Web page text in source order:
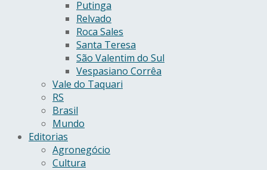
Putinga
Relvado
Roca Sales
Santa Teresa
São Valentim do Sul
Vespasiano Corrêa
Vale do Taquari
RS
Brasil
Mundo
Editorias
Agronegócio
Cultura